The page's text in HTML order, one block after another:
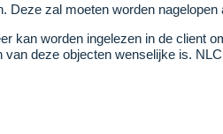
Deze zal moeten worden nagelopen
kan worden ingelezen in de client
deze objecten wenselijke is.